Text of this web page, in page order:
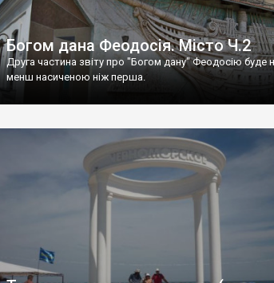
Богом дана Феодосія. Місто Ч.2
Друга частина звіту про "Богом дану" Феодосію буде
менш насиченою ніж перша.